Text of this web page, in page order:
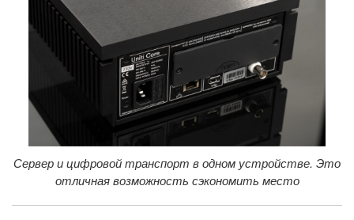
Сервер и цифровой транспорт в одном устройстве. Это
отличная возможность сэкономить место